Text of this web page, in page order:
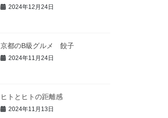
2024年12月24日
京都のB級グルメ 餃子
2024年11月24日
ヒトとヒトの距離感
2024年11月13日